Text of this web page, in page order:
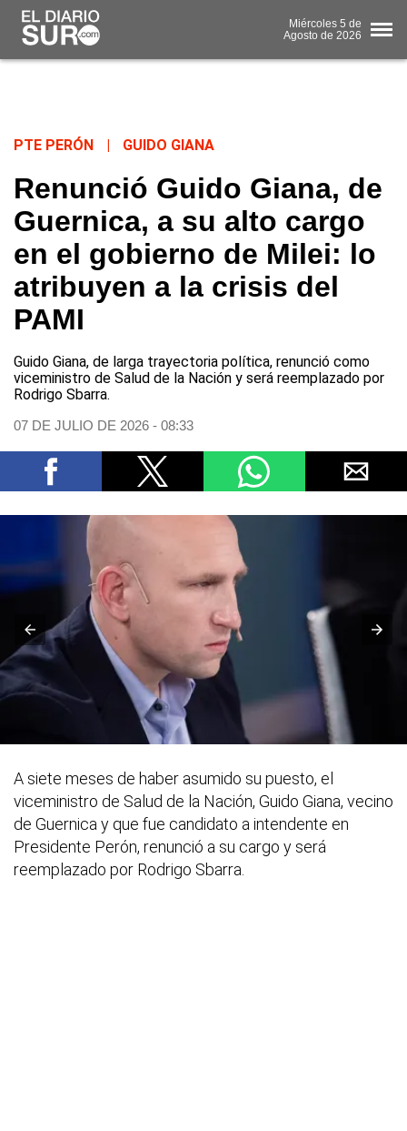
Miércoles 5 de
Agosto de 2026
PTE PERÓN GUIDO GIANA
Renunció Guido Giana, de
Guernica, a su alto cargo
en el gobierno de Milei: lo
atribuyen a la crisis del
PAMI
Guido Giana, de larga trayectoria política, renunció como
viceministro de Salud de la Nación y será reemplazado por
Rodrigo Sbarra.
07 DE JULIO DE 2026 - 08:33
A siete meses de haber asumido su puesto, el
viceministro de Salud de la Nación, Guido Giana, vecino
de Guernica y que fue candidato a intendente en
Presidente Perón, renunció a su cargo y será
reemplazado por Rodrigo Sbarra.